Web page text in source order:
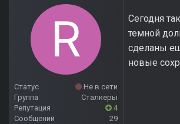
Статус
Не в сети
Группа
Сталкеры
Репутация
4
Сообщений
29
Сегодня
темной
сделаны
новые